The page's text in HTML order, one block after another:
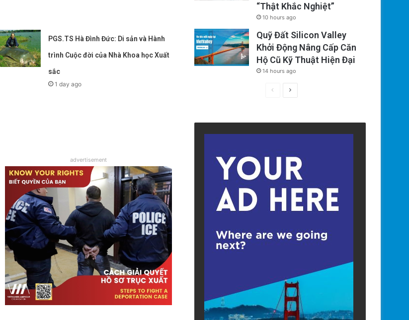
PGS.TS Hà Đình Đức: Di sản và Hành
trình Cuộc đời của Nhà Khoa học Xuất
sắc
1 day ago
advertisement
“Thật Khắc Nghiệt”
10 hours ago
Quỹ Đất Silicon Valley
Khởi Động Nâng Cấp Căn
Hộ Cũ Kỹ Thuật Hiện Đại
14 hours ago
PreviousNext